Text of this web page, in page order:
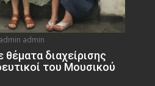
admin admin
διαχείρισης
του Μουσικού